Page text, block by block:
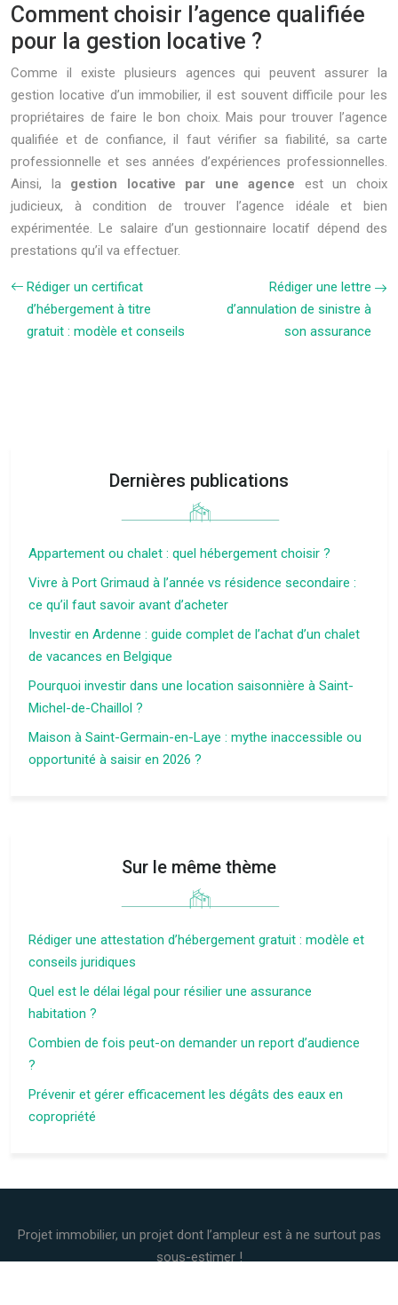
Comment choisir l’agence qualifiée
pour la gestion locative ?
Comme il existe plusieurs agences qui peuvent assurer la
gestion locative d’un immobilier, il est souvent difficile pour les
propriétaires de faire le bon choix. Mais pour trouver l’agence
qualifiée et de confiance, il faut vérifier sa fiabilité, sa carte
professionnelle et ses années d’expériences professionnelles.
Ainsi, la gestion locative par une agence est un choix
judicieux, à condition de trouver l’agence idéale et bien
expérimentée. Le salaire d’un gestionnaire locatif dépend des
prestations qu’il va effectuer.
Rédiger un certificat
d’hébergement à titre
gratuit : modèle et conseils
Rédiger une lettre
d’annulation de sinistre à
son assurance
Dernières publications
Appartement ou chalet : quel hébergement choisir ?
Vivre à Port Grimaud à l’année vs résidence secondaire :
ce qu’il faut savoir avant d’acheter
Investir en Ardenne : guide complet de l’achat d’un chalet
de vacances en Belgique
Pourquoi investir dans une location saisonnière à Saint-
Michel-de-Chaillol ?
Maison à Saint-Germain-en-Laye : mythe inaccessible ou
opportunité à saisir en 2026 ?
Sur le même thème
Rédiger une attestation d’hébergement gratuit : modèle et
conseils juridiques
Quel est le délai légal pour résilier une assurance
habitation ?
Combien de fois peut-on demander un report d’audience
?
Prévenir et gérer efficacement les dégâts des eaux en
copropriété
Projet immobilier, un projet dont l’ampleur est à ne surtout pas
sous-estimer !